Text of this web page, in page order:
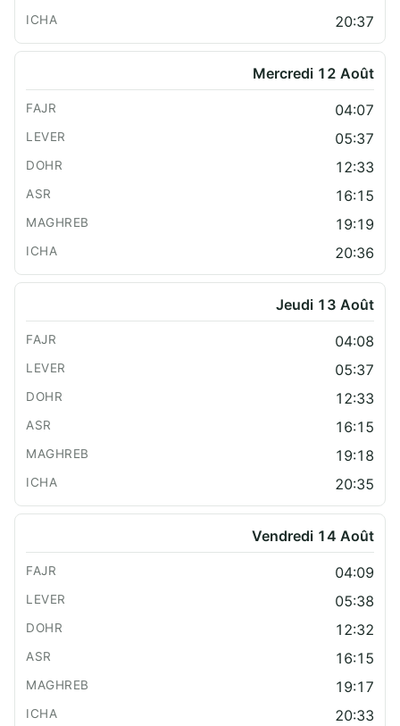
20:37
Mercredi 12 Août
04:07
05:37
12:33
16:15
19:19
20:36
Jeudi 13 Août
04:08
05:37
12:33
16:15
19:18
20:35
Vendredi 14 Août
04:09
05:38
12:32
16:15
19:17
20:33